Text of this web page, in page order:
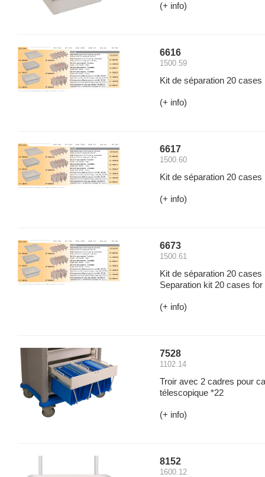
(+ info)
6616
1500.59
Kit de séparation 20
(+ info)
6617
1500.60
Kit de séparation 20
(+ info)
6673
1500.61
Kit de séparation 20
Separation kit 20 cases
(+ info)
7528
1102.14
Troir avec 2 cadres pour
télescopique *22
(+ info)
8152
1600.12